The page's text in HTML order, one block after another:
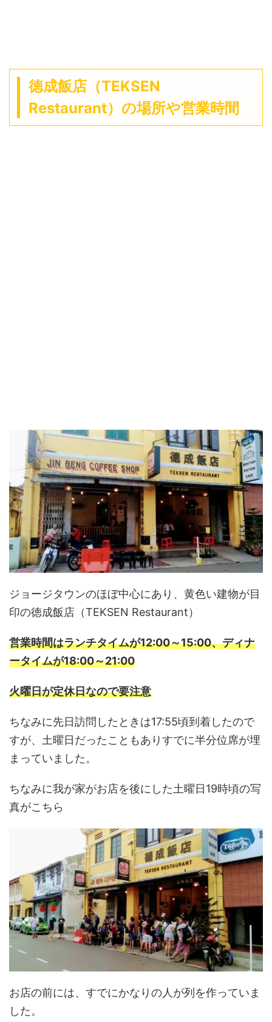
徳成飯店（TEKSEN
Restaurant）の場所や営業時間
ジョージタウンのほぼ中心にあり、黄色い建物が目
印の徳成飯店（TEKSEN Restaurant）
営業時間はランチタイムが12:00～15:00、ディナ
ータイムが18:00～21:00
火曜日が定休日なので要注意
ちなみに先日訪問したときは17:55頃到着したので
すが、土曜日だったこともありすでに半分位席が埋
まっていました。
ちなみに我が家がお店を後にした土曜日19時頃の写
真がこちら
お店の前には、すでにかなりの人が列を作っていま
した。